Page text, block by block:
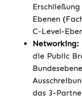
Ebenen
C-Level-
Networking:
die Public
das 3-